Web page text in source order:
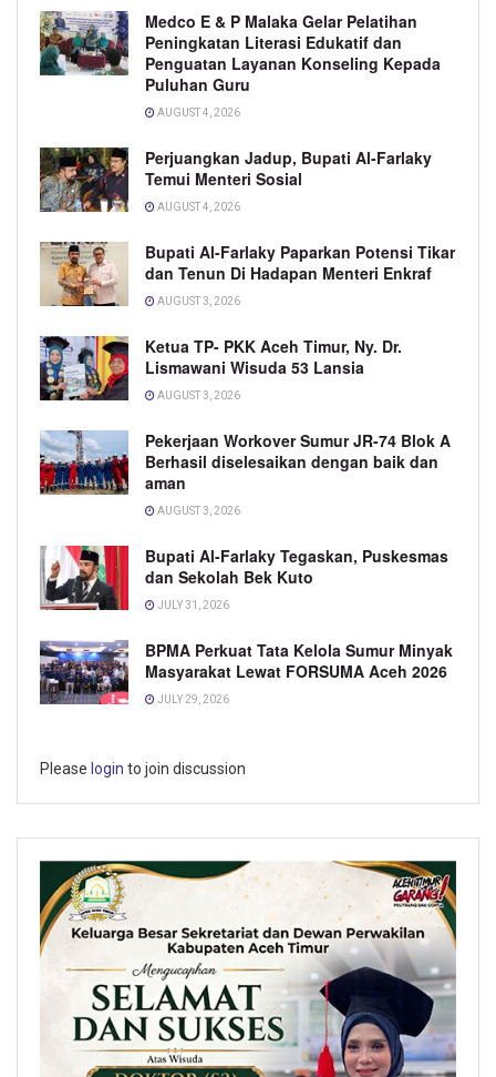
Medco E & P Malaka Gelar Pelatihan
Peningkatan Literasi Edukatif dan
Penguatan Layanan Konseling Kepada
Puluhan Guru
AUGUST 4, 2026
Perjuangkan Jadup, Bupati Al-Farlaky
Temui Menteri Sosial
AUGUST 4, 2026
Bupati Al-Farlaky Paparkan Potensi Tikar
dan Tenun Di Hadapan Menteri Enkraf
AUGUST 3, 2026
Ketua TP- PKK Aceh Timur, Ny. Dr.
Lismawani Wisuda 53 Lansia
AUGUST 3, 2026
Pekerjaan Workover Sumur JR-74 Blok A
Berhasil diselesaikan dengan baik dan
aman
AUGUST 3, 2026
Bupati Al-Farlaky Tegaskan, Puskesmas
dan Sekolah Bek Kuto
JULY 31, 2026
BPMA Perkuat Tata Kelola Sumur Minyak
Masyarakat Lewat FORSUMA Aceh 2026
JULY 29, 2026
Please login to join discussion